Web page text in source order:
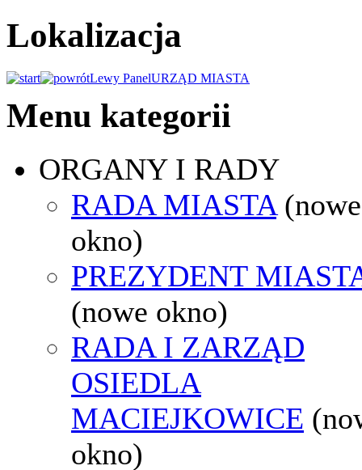
Lokalizacja
Lewy PanelURZĄD MIASTA
Menu kategorii
ORGANY I RADY
RADA MIASTA (nowe
okno)
PREZYDENT
(nowe okno)
RADA I ZARZĄD
OSIEDLA
MACIEJKOWICE
okno)